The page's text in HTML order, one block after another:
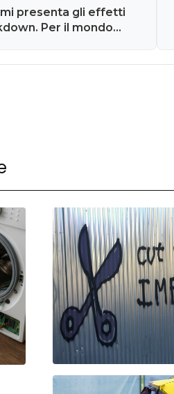
presenta gli effetti
Per il mondo